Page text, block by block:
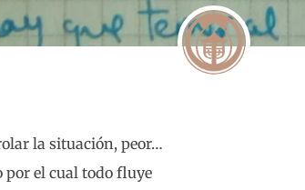
la situación, peor…
el cual todo fluye